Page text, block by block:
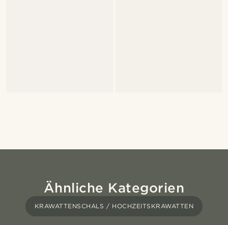
Ähnliche Kategorien
KRAWATTENSCHALS / HOCHZEITSKRAWATTEN